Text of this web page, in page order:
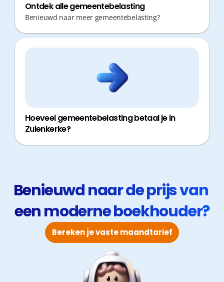
Ontdek alle gemeentebelasting
Benieuwd naar meer gemeentebelasting?
Hoeveel gemeentebelasting betaal je in
Zuienkerke?
Benieuwd naar de prijs van
een moderne boekhouder?
Bereken je vaste maandtarief